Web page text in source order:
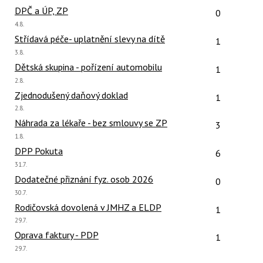
DPČ a ÚP, ZP Počet
0
Poslední
4.8.
Střídavá péče- uplatnění slevy na dítě Počet
1
Poslední
3.8.
Dětská skupina - pořízení automobilu Počet
1
Poslední
2.8.
Zjednodušený daňový doklad Počet
1
Poslední
2.8.
Náhrada za lékaře - bez smlouvy se ZP Počet
3
Poslední
1.8.
DPP Pokuta Počet
6
Poslední
31.7.
Dodatečné přiznání fyz. osob 2026 Počet
0
Poslední
30.7.
Rodičovská dovolená v JMHZ a ELDP Počet
1
Poslední
29.7.
Oprava faktury - PDP Počet
1
Poslední
29.7.